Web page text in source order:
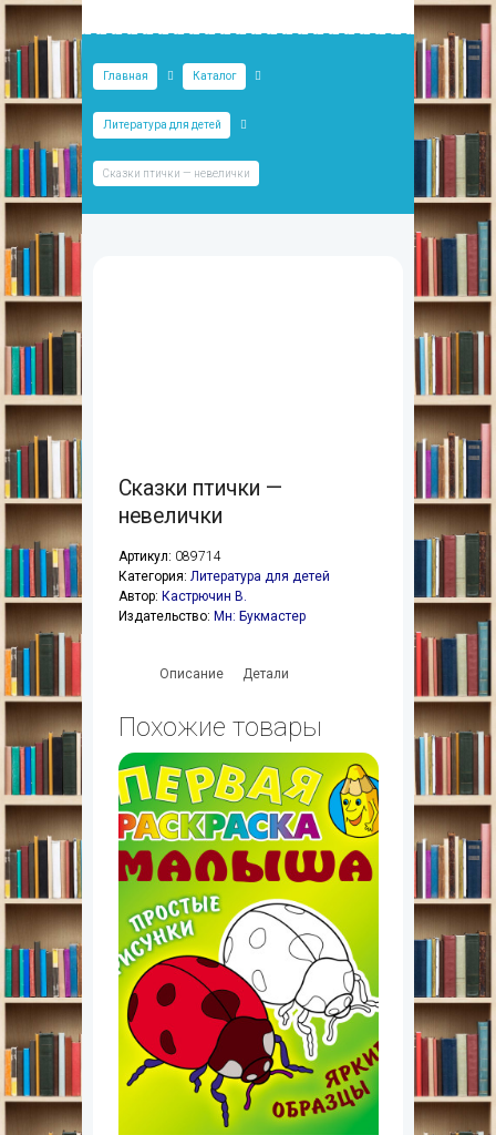
Главная Каталог
Литература для детей
Сказки птички — невелички
Сказки птички —
невелички
Артикул: 089714
Категория: Литература для детей
Автор: Кастрючин В.
Издательство: Мн: Букмастер
Описание Детали
Похожие товары